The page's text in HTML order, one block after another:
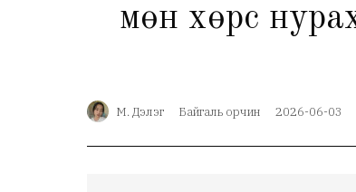
мөн хөрс
М. Дэлэг Байгаль орчин 2026-06-03